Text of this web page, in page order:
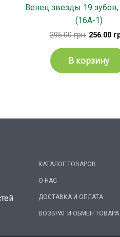
Венец звезды 19
(16А-1)
295.00грн. 256.00
В корзину
КАТАЛОГ ТОВАРОВ
О НАС
ДОСТАВКА И ОПЛАТА
ВОЗВРАТ И ОБМЕН ТОВАРА